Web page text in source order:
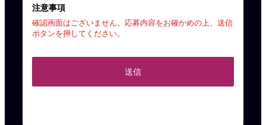
注意事項
確認画面はございません。応募内容をお確かめの上、送信
ボタンを押してください。
送信